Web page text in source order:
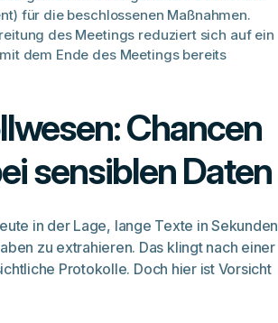
für die beschlossenen Maßnahmen.
des Meetings reduziert sich auf ein
dem Ende des Meetings bereits
Chancen
sensiblen Daten
in der Lage, lange Texte in Sekunden
zu extrahieren. Das klingt nach einer
Protokolle. Doch hier ist Vorsicht